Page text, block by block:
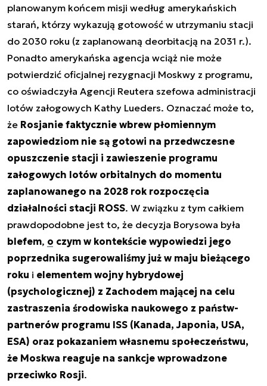
planowanym końcem misji według amerykańskich
starań, którzy wykazują gotowość w utrzymaniu stacji
do 2030 roku (z zaplanowaną deorbitacją na 2031 r.).
Ponadto amerykańska agencja wciąż nie może
potwierdzić oficjalnej rezygnacji Moskwy z programu,
co oświadczyła Agencji Reutera szefowa administracji
lotów załogowych Kathy Lueders. Oznaczać może to,
że Rosjanie faktycznie wbrew płomiennym
zapowiedziom nie są gotowi na przedwczesne
opuszczenie stacji i zawieszenie programu
załogowych lotów orbitalnych do momentu
zaplanowanego na 2028 rok rozpoczęcia
działalności stacji ROSS. W związku z tym całkiem
prawdopodobne jest to, że decyzja Borysowa była
blefem, o czym w kontekście wypowiedzi jego
poprzednika sugerowaliśmy już w maju bieżącego
roku i elementem wojny hybrydowej
(psychologicznej) z Zachodem mającej na celu
zastraszenia środowiska naukowego z państw-
partnerów programu ISS (Kanada, Japonia, USA,
ESA) oraz pokazaniem własnemu społeczeństwu,
że Moskwa reaguje na sankcje wprowadzone
przeciwko Rosji.